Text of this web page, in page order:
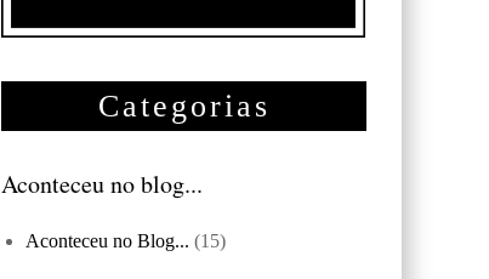
Categorias
Aconteceu no blog...
Aconteceu no Blog... (15)